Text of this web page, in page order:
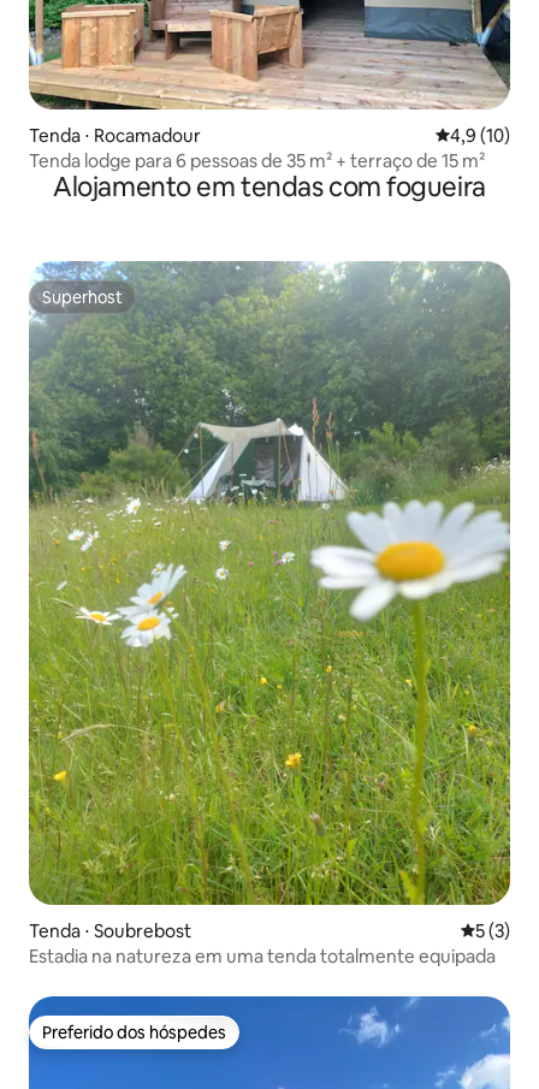
Tenda ⋅ Rocamadour 4,9 de uma
4,9 (10)
Tenda lodge para 6 pessoas de 35 m² + terraço de 15 m²
Alojamento em tendas com fogueira
Superhost
Superhost
Tenda ⋅ Soubrebost 5 de
5 (3)
Estadia na natureza em uma tenda totalmente equipada
Preferido dos hóspedes
Preferido dos hóspedes